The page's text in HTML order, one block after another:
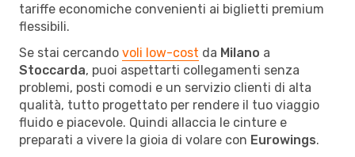
tariffe economiche convenienti ai biglietti premium
flessibili.
Se stai cercando voli low-cost da Milano a
Stoccarda, puoi aspettarti collegamenti senza
problemi, posti comodi e un servizio clienti di alta
qualità, tutto progettato per rendere il tuo viaggio
fluido e piacevole. Quindi allaccia le cinture e
preparati a vivere la gioia di volare con Eurowings.